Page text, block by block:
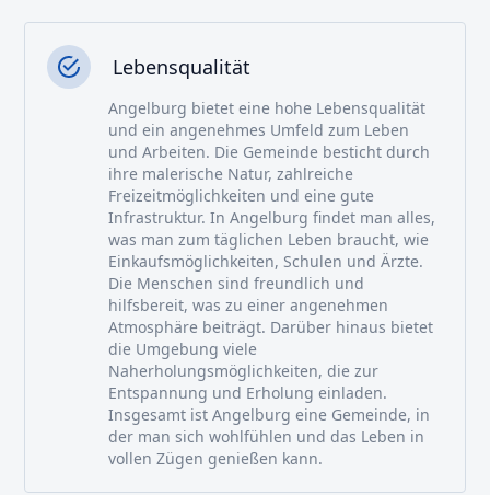
Lebensqualität
Angelburg bietet eine hohe Lebensqualität
und ein angenehmes Umfeld zum Leben
und Arbeiten. Die Gemeinde besticht durch
ihre malerische Natur, zahlreiche
Freizeitmöglichkeiten und eine gute
Infrastruktur. In Angelburg findet man alles,
was man zum täglichen Leben braucht, wie
Einkaufsmöglichkeiten, Schulen und Ärzte.
Die Menschen sind freundlich und
hilfsbereit, was zu einer angenehmen
Atmosphäre beiträgt. Darüber hinaus bietet
die Umgebung viele
Naherholungsmöglichkeiten, die zur
Entspannung und Erholung einladen.
Insgesamt ist Angelburg eine Gemeinde, in
der man sich wohlfühlen und das Leben in
vollen Zügen genießen kann.